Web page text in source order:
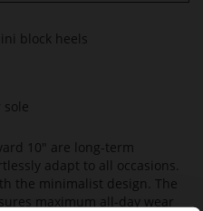
block heels
10" are long-term
adapt to all occasions.
the minimalist design. The
maximum all-day wear